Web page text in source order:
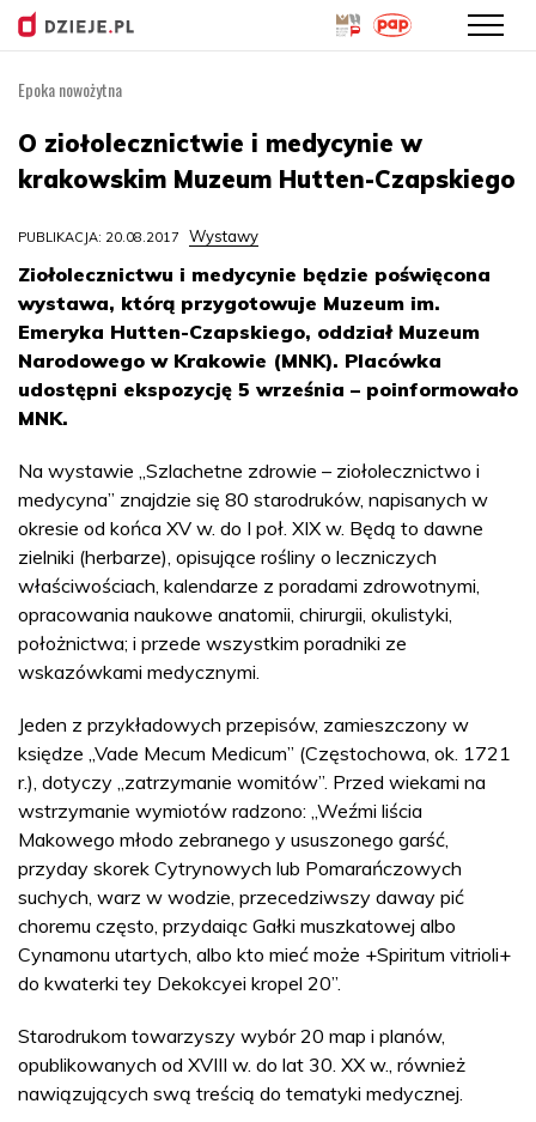
treści
Epoka nowożytna
O ziołolecznictwie i medycynie w
krakowskim Muzeum Hutten-Czapskiego
PUBLIKACJA: 20.08.2017 Wystawy
Ziołolecznictwu i medycynie będzie poświęcona
wystawa, którą przygotowuje Muzeum im.
Emeryka Hutten-Czapskiego, oddział Muzeum
Narodowego w Krakowie (MNK). Placówka
udostępni ekspozycję 5 września – poinformowało
MNK.
Na wystawie „Szlachetne zdrowie – ziołolecznictwo i
medycyna” znajdzie się 80 starodruków, napisanych w
okresie od końca XV w. do I poł. XIX w. Będą to dawne
zielniki (herbarze), opisujące rośliny o leczniczych
właściwościach, kalendarze z poradami zdrowotnymi,
opracowania naukowe anatomii, chirurgii, okulistyki,
położnictwa; i przede wszystkim poradniki ze
wskazówkami medycznymi.
Jeden z przykładowych przepisów, zamieszczony w
księdze „Vade Mecum Medicum” (Częstochowa, ok. 1721
r.), dotyczy „zatrzymanie womitów”. Przed wiekami na
wstrzymanie wymiotów radzono: „Weźmi liścia
Makowego młodo zebranego y ususzonego garść,
przyday skorek Cytrynowych lub Pomarańczowych
suchych, warz w wodzie, przecedziwszy daway pić
choremu często, przydaiąc Gałki muszkatowej albo
Cynamonu utartych, albo kto mieć może +Spiritum vitrioli+
do kwaterki tey Dekokcyei kropel 20”.
Starodrukom towarzyszy wybór 20 map i planów,
opublikowanych od XVIII w. do lat 30. XX w., również
nawiązujących swą treścią do tematyki medycznej.